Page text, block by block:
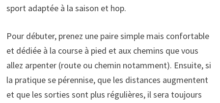
sport adaptée à la saison et hop.
Pour débuter, prenez une paire simple mais confortable
et dédiée à la course à pied et aux chemins que vous
allez arpenter (route ou chemin notamment). Ensuite, si
la pratique se pérennise, que les distances augmentent
et que les sorties sont plus régulières, il sera toujours